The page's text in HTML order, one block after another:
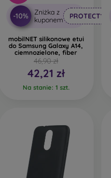
-10%
Zniżka z
kuponem
PROTECT10
mobilNET silikonowe etui
do Samsung Galaxy A14,
ciemnozielone, fiber
46,90 zł
42,21 zł
Na stanie: 1 szt.